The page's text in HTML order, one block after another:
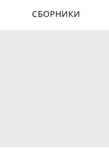
СБОРНИКИ